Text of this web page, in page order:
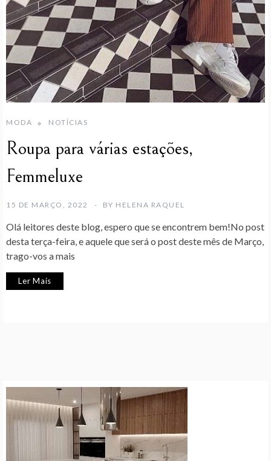
MODA NOTÍCIAS
Roupa para várias estações,
Femmeluxe
15 DE MARÇO, 2022 BY HELENA RAQUEL
Olá leitores deste blog, espero que se encontrem bem!No post
desta terça-feira, e aquele que será o post deste mês de Março,
trago-vos a mais
Ler Mais